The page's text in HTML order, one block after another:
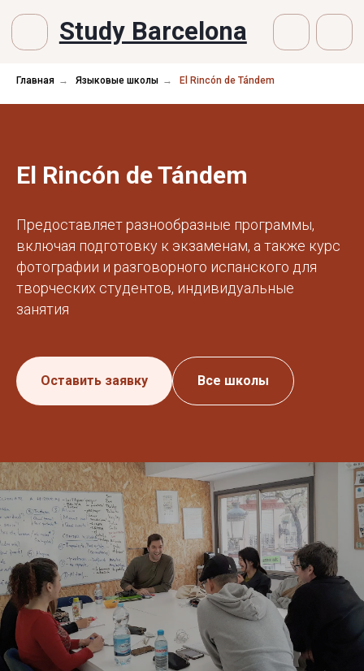
Study Barcelona
Главная → Языковые школы → El Rincón de Tándem
El Rincón de Tándem
Предоставляет разнообразные программы,
включая подготовку к экзаменам, а также курс
фотографии и разговорного испанского для
творческих студентов, индивидуальные
занятия
Оставить заявку Все школы